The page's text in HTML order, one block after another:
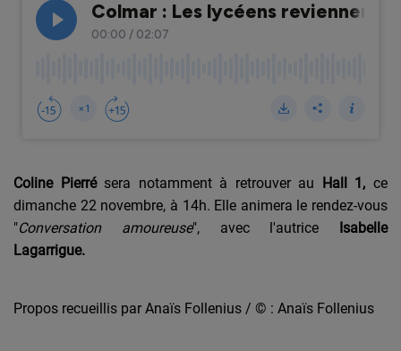
Coline Pierré sera notamment à retrouver au Hall 1, ce
dimanche 22 novembre, à 14h. Elle animera le rendez-vous
"Conversation amoureuse", avec l'autrice Isabelle
Lagarrigue.
Propos recueillis par Anaïs Follenius / © : Anaïs Follenius